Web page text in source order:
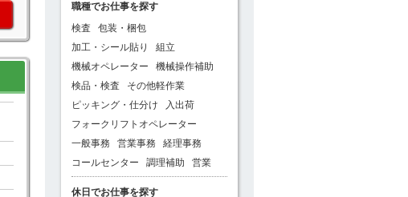
職種でお仕事を探す
検査
包装・梱包
加工・シール貼り
組立
機械オペレーター
機械操作補助
検品・検査
その他軽作業
ピッキング・仕分け
入出荷
フォークリフトオペレーター
一般事務
営業事務
経理事務
コールセンター
調理補助 営業
休日でお仕事を探す